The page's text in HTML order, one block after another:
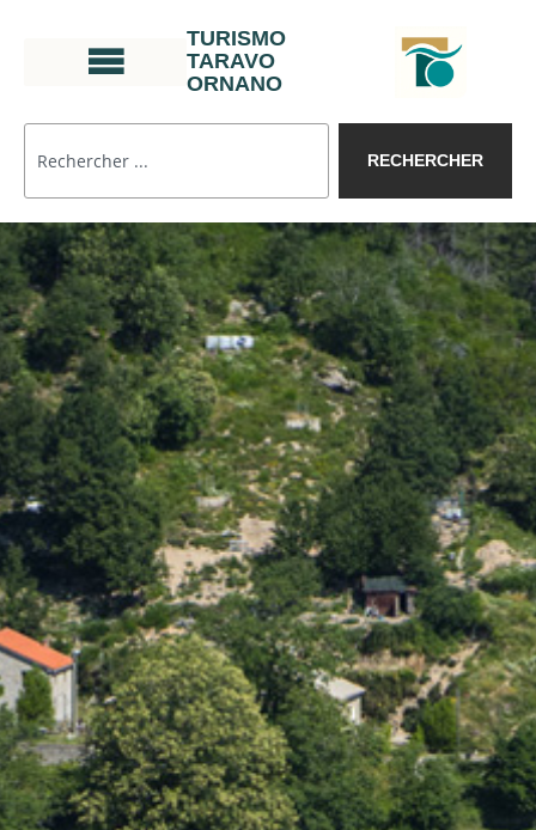
TURISMO
TARAVO
ORNANO
RECHERCHER